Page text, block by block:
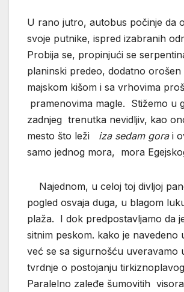
U rano jutro, autobus počinje da
svoje putnike, ispred izabranih
Probija se, propinjući se
planinski predeo, dodatno
majskom kišom i sa vrhovima
pramenovima magle. Stižemo u
zadnjeg trenutka nevidljiv, kao
mesto što leži iza sedam gorai
samo jednog mora, mora
Najednom, u celoj toj divljoj
pogled osvaja duga, u blagom
plaža. I dok predpostavljamo da
sitnim peskom. kako je navedeno
već se sa sigurnošću uveravamo
tvrdnje o postojanju
Paralelno zaleđe šumovitih